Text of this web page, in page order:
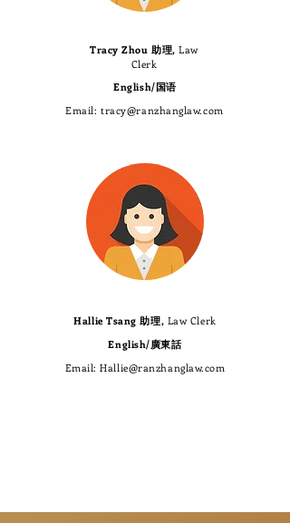
Tracy Zhou 助理, Law
Clerk
English/国语
​Email:tracy@ranzhanglaw.com
Hallie Tsang 助理, Law Clerk
​English/廣東話
​Email:Hallie@ranzhanglaw.com